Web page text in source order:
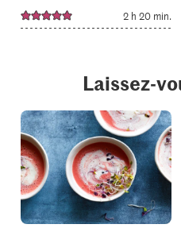
2 h 20 min.
Laissez-